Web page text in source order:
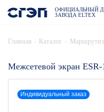
ОФИЦИАЛЬНЫЙ
ЗАВОДА ELTEX
Главная - Каталог -
Межсетевой экран ESR-
Индивидуальный заказ